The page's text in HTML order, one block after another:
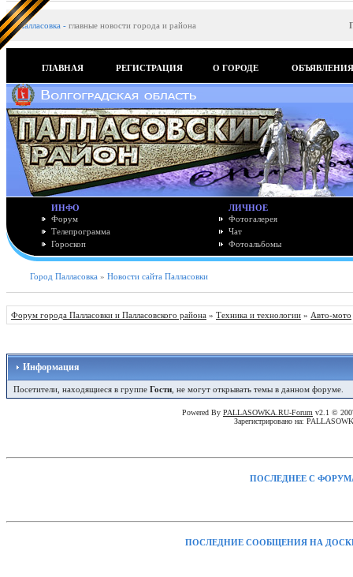
Палласовка - главные новости города и района
ГЛАВНАЯ РЕГИСТРАЦИЯ О ГОРОДЕ ОБЪЯВЛЕНИЯ
ИНФО
Форум
Телепрограмма
Гороскоп
ЛИЧНОЕ
Фотогалерея
Чат
Фотоальбомы
Город Палласовка » Новости сайта Палласовки
Форум города Палласовки и Палласовского района » Техника и технологии » Авто-мото
Информация
Посетители, находящиеся в группе Гости , не могут открывать темы в данном форуме.
Powered By PALLASOWKA.RU-Forum v2.1 ©
Зарегистрировано на:
ПОСЛЕДНЕЕ С
ПОСЛЕДНИЕ СООБЩЕНИЯ НА